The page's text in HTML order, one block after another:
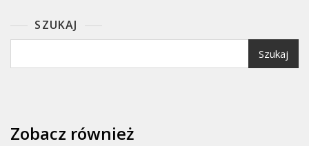
SZUKAJ
Szukaj
Zobacz również